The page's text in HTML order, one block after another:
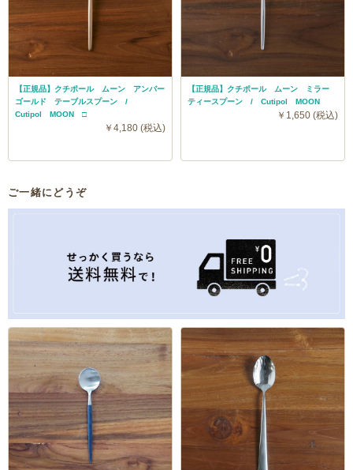
【正規品】クチポール ムーン アンバー
ゴールド テーブルスプーン /
Cutipol MOON □
￥4,180 (税込)
【正規品】クチポール ムーン ミラー
ティースプーン / Cutipol MOON
￥1,650 (税込)
ご一緒にどうぞ